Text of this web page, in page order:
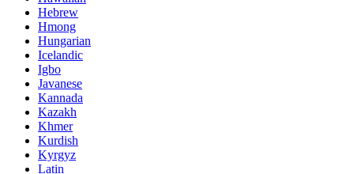
Hebrew
Hmong
Hungarian
Icelandic
Igbo
Javanese
Kannada
Kazakh
Khmer
Kurdish
Kyrgyz
Latin